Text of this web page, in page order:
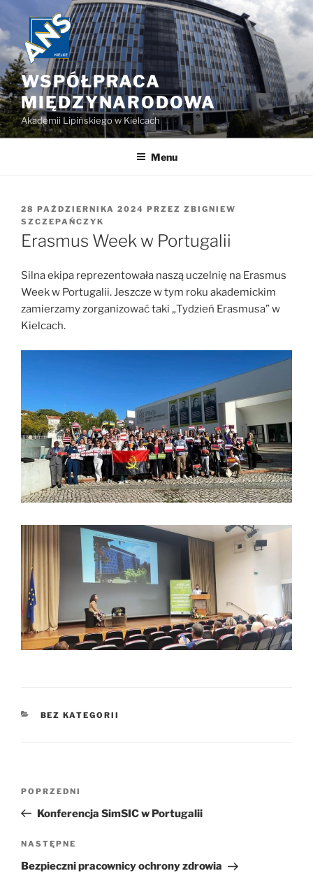
treści
WSPÓŁPRACA
MIĘDZYNARODOWA
Akademii Lipińskiego w Kielcach
Menu
OPUBLIKOWANE
W
28 PAŹDZIERNIKA 2024 PRZEZ ZBIGNIEW
SZCZEPAŃCZYK
Erasmus Week w Portugalii
Silna ekipa reprezentowała naszą uczelnię na Erasmus
Week w Portugalii. Jeszcze w tym roku akademickim
zamierzamy zorganizować taki „Tydzień Erasmusa” w
Kielcach.
KATEGORIE
BEZ KATEGORII
Nawigacja
Poprzedni
wpis
POPRZEDNI
Konferencja SimSIC w Portugalii
Następny
wpis
NASTĘPNE
Bezpieczni pracownicy ochrony zdrowia